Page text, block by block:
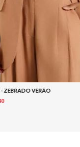
ZEBRADO VERÃO